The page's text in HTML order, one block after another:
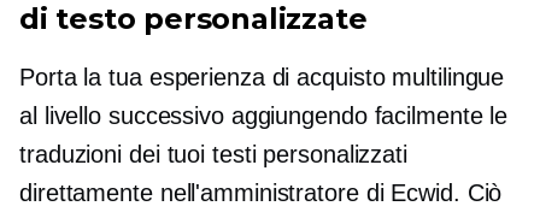
di testo personalizzate
Porta la tua esperienza di acquisto multilingue
al livello successivo aggiungendo facilmente le
traduzioni dei tuoi testi personalizzati
direttamente nell'amministratore di Ecwid. Ciò